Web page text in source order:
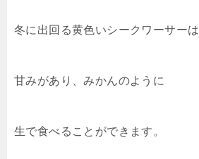
冬に出回る黄色いシークワーサーは
甘みがあり、みかんのように
生で食べることができます。